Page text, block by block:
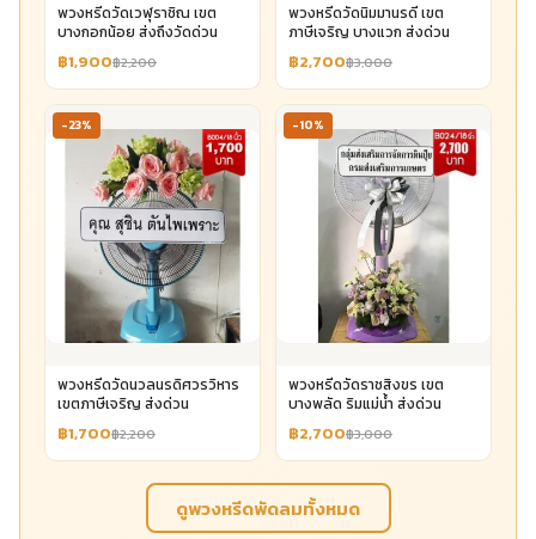
พวงหรีดวัดเวฬุราชิณ เขต
บางกอกน้อย ส่งถึงวัดด่วน
฿1,900฿2,200
พวงหรีดวัดนิมมานรดี เขต
ภาษีเจริญ บางแวก ส่งด่วน
฿2,700฿3,000
-23%
พวงหรีดวัดนวลนรดิศวรวิหาร
เขตภาษีเจริญ ส่งด่วน
฿1,700฿2,200
-10%
พวงหรีดวัดราชสิงขร เขต
บางพลัด ริมแม่น้ำ ส่งด่วน
฿2,700฿3,000
ดูพวงหรีดพัดลมทั้งหมด